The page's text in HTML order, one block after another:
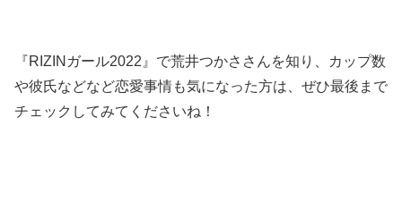
『RIZINガール2022』で荒井つかささんを知り、カップ数
や彼氏などなど恋愛事情も気になった方は、ぜひ最後まで
チェックしてみてくださいね！